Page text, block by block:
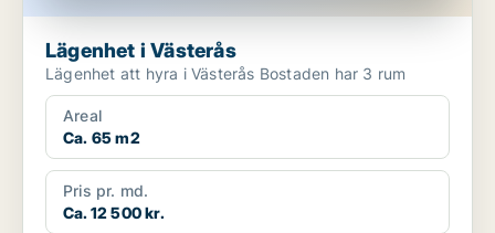
Lägenhet i Västerås
Lägenhet att hyra i Västerås Bostaden har 3 rum
Areal
Ca. 65 m2
Pris pr. md.
Ca. 12 500 kr.